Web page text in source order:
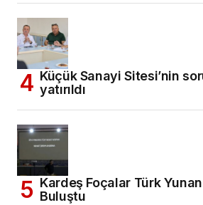
Küçük Sanayi Sitesi’nin
yatırıldı
Kardeş Foçalar Türk
Buluştu